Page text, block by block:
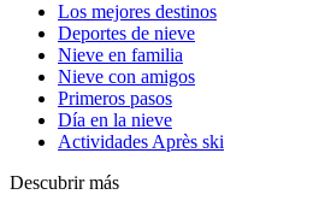
Los mejores destinos
Deportes de nieve
Nieve en familia
Nieve con amigos
Primeros pasos
Día en la nieve
Actividades Après ski
Descubrir más